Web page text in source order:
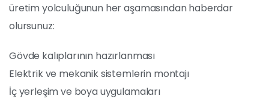
üretim yolculuğunun her aşamasından haberdar
olursunuz:
Gövde kalıplarının hazırlanması
Elektrik ve mekanik sistemlerin montajı
İç yerleşim ve boya uygulamaları